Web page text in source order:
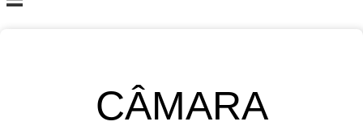
CÂMARA